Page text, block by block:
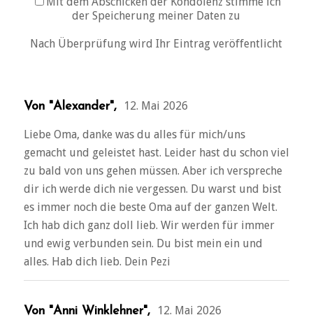
der Speicherung meiner Daten zu
Nach Überprüfung wird Ihr Eintrag veröffentlicht
Von "Alexander", 12. Mai 2026
Liebe Oma, danke was du alles für mich/uns
gemacht und geleistet hast. Leider hast du schon viel
zu bald von uns gehen müssen. Aber ich verspreche
dir ich werde dich nie vergessen. Du warst und bist
es immer noch die beste Oma auf der ganzen Welt.
Ich hab dich ganz doll lieb. Wir werden für immer
und ewig verbunden sein. Du bist mein ein und
alles. Hab dich lieb. Dein Pezi
Von "Anni Winklehner", 12. Mai 2026